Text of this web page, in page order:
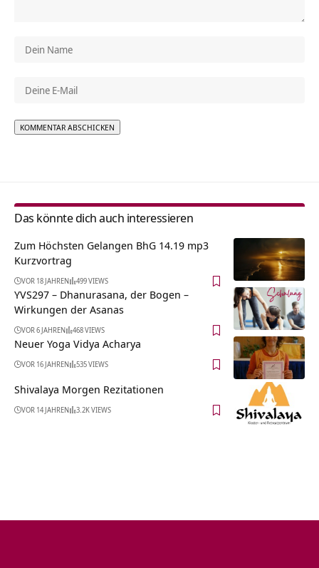
Das könnte dich auch interessieren
Zum Höchsten Gelangen BhG 14.19 mp3
Kurzvortrag
VOR 18 JAHREN 499 VIEWS
YVS297 – Dhanurasana, der Bogen –
Wirkungen der Asanas
VOR 6 JAHREN 468 VIEWS
Neuer Yoga Vidya Acharya
VOR 16 JAHREN 535 VIEWS
Shivalaya Morgen Rezitationen
VOR 14 JAHREN 3.2K VIEWS